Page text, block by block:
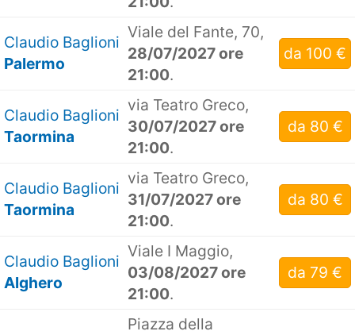
Claudio Baglioni
Palermo
Viale del Fante, 70,
28/07/2027 ore
21:00.
da 100 €
Claudio Baglioni
Taormina
via Teatro Greco,
30/07/2027 ore
21:00.
da 80 €
Claudio Baglioni
Taormina
via Teatro Greco,
31/07/2027 ore
21:00.
da 80 €
Claudio Baglioni
Alghero
Viale I Maggio,
03/08/2027 ore
21:00.
da 79 €
Piazza della